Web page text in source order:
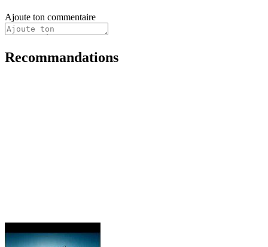
Ajoute ton commentaire
Recommandations